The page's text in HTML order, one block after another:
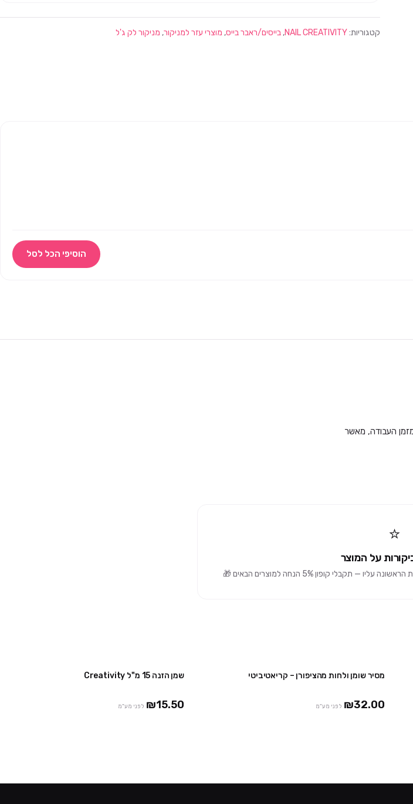
קטגוריות:NAIL CREATIVITY
, בייסים/ראבר בייס, מוצרי עזר למניקור, מניקור לק ג'ל
הוסיפי הכל לסל
מזמן העבודה, מאשר
⭐
על המוצר
קופון 5% הנחה למוצרים הבאים 🎁
מסיר שומן ולחות מהציפורן – קריאטיביטי
₪32.00 לפני מע"מ
שמן הזנה 15 מ"ל Creativity
₪15.50 לפני מע"מ